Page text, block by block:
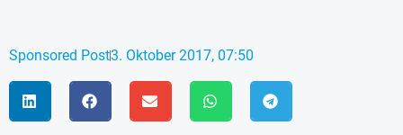
Sponsored Post3. Oktober 2017, 07:50